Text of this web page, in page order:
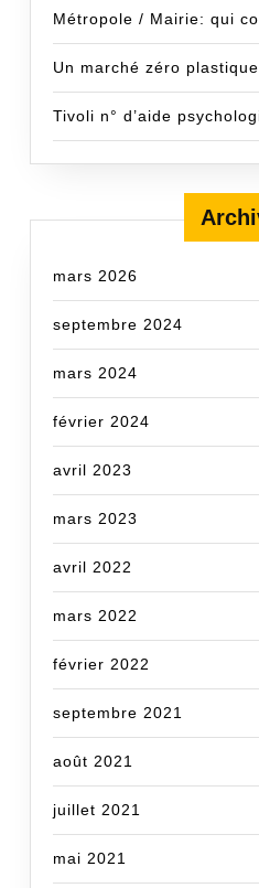
Métropole / Mairie: qui
Un marché zéro plastique
Tivoli n° d’aide
mars 2026
septembre 2024
mars 2024
février 2024
avril 2023
mars 2023
avril 2022
mars 2022
février 2022
septembre 2021
août 2021
juillet 2021
mai 2021